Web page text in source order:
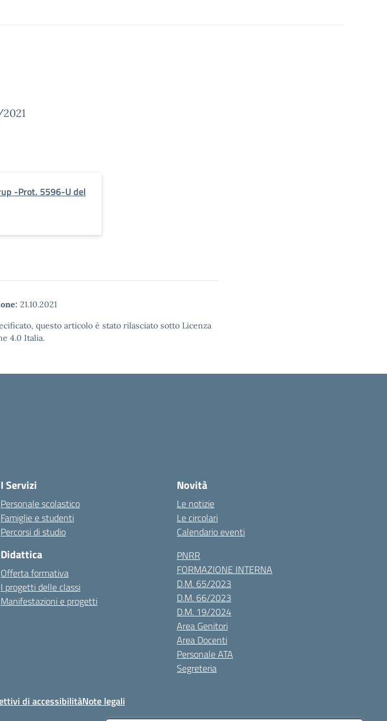
-Prot. 5596-U del
21.10.2021
questo articolo è stato rilasciato sotto Licenza
4.0 Italia.
I Servizi
Personale scolastico
Famiglie e studenti
Percorsi di studio
Didattica
Offerta formativa
I progetti delle classi
Manifestazioni e progetti
Novità
Le notizie
Le circolari
Calendario eventi
PNRR
FORMAZIONE INTERNA
D.M. 65/2023
D.M. 66/2023
D.M. 19/2024
Area Genitori
Area Docenti
Personale ATA
Segreteria
di accessibilitàNote legali